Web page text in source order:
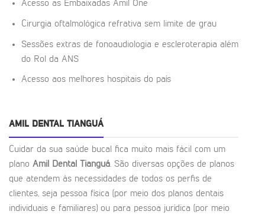
Acesso as Embaixadas Amil One
Cirurgia oftalmológica refrativa sem limite de grau
Sessões extras de fonoaudiologia e escleroterapia além
do Rol da ANS
Acesso aos melhores hospitais do país
AMIL DENTAL TIANGUÁ
Cuidar da sua saúde bucal fica muito mais fácil com um
plano Amil Dental Tianguá. São diversas opções de planos
que atendem às necessidades de todos os perfis de
clientes, seja pessoa física (por meio dos planos dentais
individuais e familiares) ou para pessoa jurídica (por meio